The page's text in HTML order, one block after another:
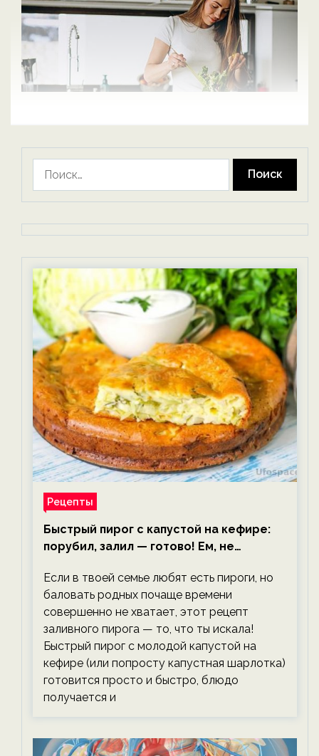
Рецепты
Быстрый пирог с капустой на кефире:
порубил, залил — готово! Ем, не
Если в твоей семье любят есть пироги, но
баловать родных почаще времени
совершенно не хватает, этот рецепт
заливного пирога — то, что ты искала!
Быстрый пирог с молодой капустой на
кефире (или попросту капустная шарлотка)
готовится просто и быстро, блюдо
получается и